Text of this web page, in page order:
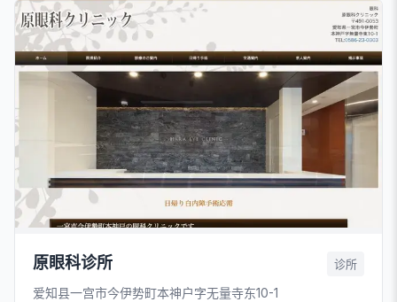
原眼科诊所 诊所
爱知县一宫市今伊势町本神户字无量寺东10-1